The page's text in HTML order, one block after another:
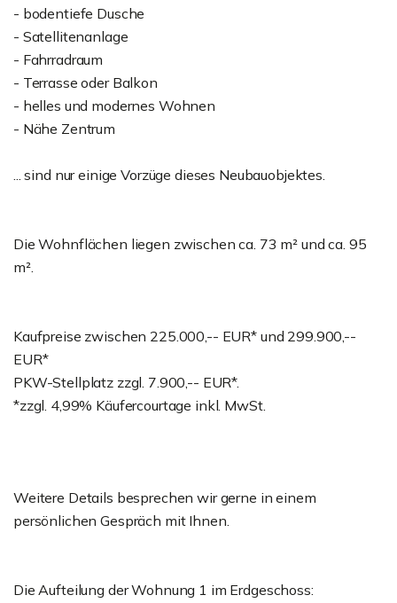
- bodentiefe Dusche
- Satellitenanlage
- Fahrradraum
- Terrasse oder Balkon
- helles und modernes Wohnen
- Nähe Zentrum
... sind nur einige Vorzüge dieses Neubauobjektes.
Die Wohnflächen liegen zwischen ca. 73 m² und ca. 95
m².
Kaufpreise zwischen 225.000,-- EUR* und 299.900,--
EUR*
PKW-Stellplatz zzgl. 7.900,-- EUR*.
*zzgl. 4,99% Käufercourtage inkl. MwSt.
Weitere Details besprechen wir gerne in einem
persönlichen Gespräch mit Ihnen.
Die Aufteilung der Wohnung 1 im Erdgeschoss: